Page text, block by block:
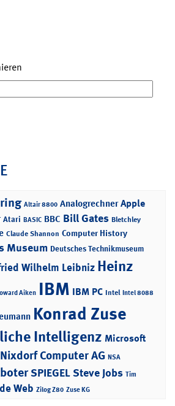
Altair 8800 Analogrechner Apple
Atari BASIC BBC Bill Gates Bletchley
Claude Shannon Computer History
Museum Deutsches Technikmuseum
Wilhelm Leibniz Heinz
Aiken IBM IBM PC Intel Intel 8088
Konrad Zuse
Intelligenz Microsoft
Nixdorf Computer AG NSA
SPIEGELSteve Jobs Tim
Web Zilog Z80 Zuse KG